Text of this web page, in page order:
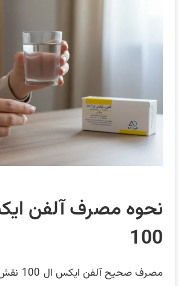
نحوه مصرف آلفن
100
مصرف صحیح